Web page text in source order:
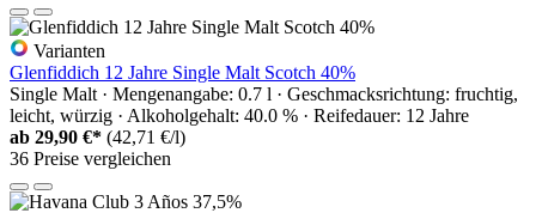
Varianten
Glenfiddich 12 Jahre Single Malt Scotch 40%
Single Malt · Mengenangabe: 0.7 l · Geschmacksrichtung: fruchtig,
leicht, würzig · Alkoholgehalt: 40.0 % · Reifedauer: 12 Jahre
ab 29,90 €* (42,71 €/l)
36 Preise vergleichen